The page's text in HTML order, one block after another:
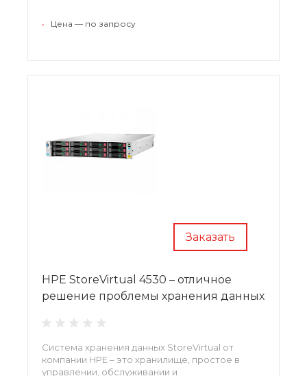
отказа, управляемость и рост. Комплексный
• Цена — по запросу
Заказать
HPE StoreVirtual 4530 – отличное
решение проблемы хранения данных
Система хранения данных StoreVirtual от
компании HPE – это хранилище, простое в
управлении, обслуживании и